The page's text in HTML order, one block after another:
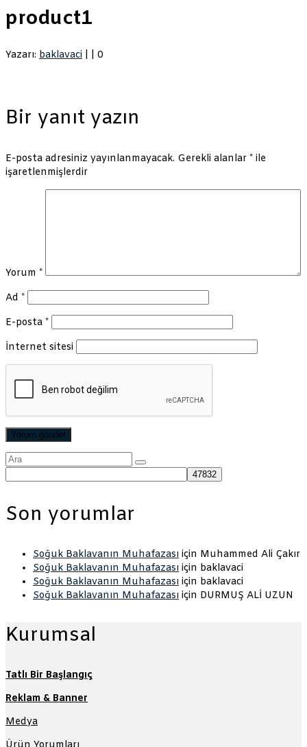
product1
Yazarı: baklavaci 0
Bir yanıt yazın
E-posta adresiniz yayınlanmayacak. Gerekli alanlar * ile
işaretlenmişlerdir
Yorum *
Ad *
E-posta *
İnternet sitesi
Şunu
ara:
Son yorumlar
Soğuk Baklavanın Muhafazası için Muhammed Ali Çakır
Soğuk Baklavanın Muhafazası için baklavaci
Soğuk Baklavanın Muhafazası için baklavaci
Soğuk Baklavanın Muhafazası için DURMUŞ ALİ UZUN
Kurumsal
Tatlı Bir Başlangıç
Reklam & Banner
Medya